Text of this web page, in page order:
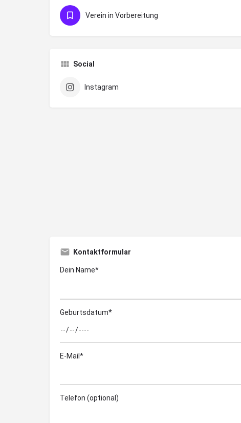
Verein in Vorbereitung
Social
Instagram
Kontaktformular
Dein Name*
Geburtsdatum*
E-Mail*
Telefon (optional)